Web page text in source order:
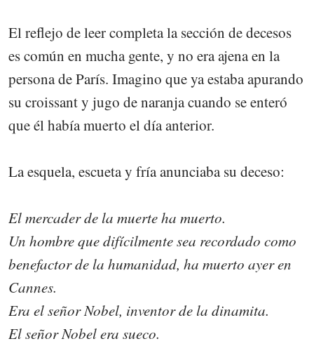
El reflejo de leer completa la sección de decesos
es común en mucha gente, y no era ajena en la
persona de París. Imagino que ya estaba apurando
su croissant y jugo de naranja cuando se enteró
que él había muerto el día anterior.
La esquela, escueta y fría anunciaba su deceso:
El mercader de la muerte ha muerto.
Un hombre que difícilmente sea recordado como
benefactor de la humanidad, ha muerto ayer en
Cannes.
Era el señor Nobel, inventor de la dinamita.
El señor Nobel era sueco.